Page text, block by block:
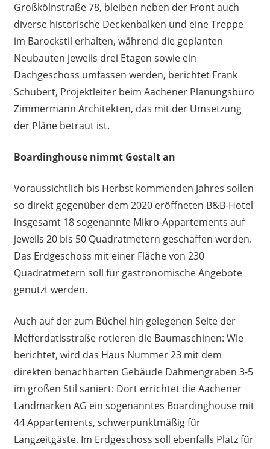
Großkölnstraße 78, bleiben neben der Front auch
diverse historische Deckenbalken und eine Treppe
im Barockstil erhalten, während die geplanten
Neubauten jeweils drei Etagen sowie ein
Dachgeschoss umfassen werden, berichtet Frank
Schubert, Projektleiter beim Aachener Planungsbüro
Zimmermann Architekten, das mit der Umsetzung
der Pläne betraut ist.
Boardinghouse nimmt Gestalt an
Voraussichtlich bis Herbst kommenden Jahres sollen
so direkt gegenüber dem 2020 eröffneten B&B-Hotel
insgesamt 18 sogenannte Mikro-Appartements auf
jeweils 20 bis 50 Quadratmetern geschaffen werden.
Das Erdgeschoss mit einer Fläche von 230
Quadratmetern soll für gastronomische Angebote
genutzt werden.
Auch auf der zum Büchel hin gelegenen Seite der
Mefferdatisstraße rotieren die Baumaschinen: Wie
berichtet, wird das Haus Nummer 23 mit dem
direkten benachbarten Gebäude Dahmengraben 3-5
im großen Stil saniert: Dort errichtet die Aachener
Landmarken AG ein sogenanntes Boardinghouse mit
44 Appartements, schwerpunktmäßig für
Langzeitgäste. Im Erdgeschoss soll ebenfalls Platz für